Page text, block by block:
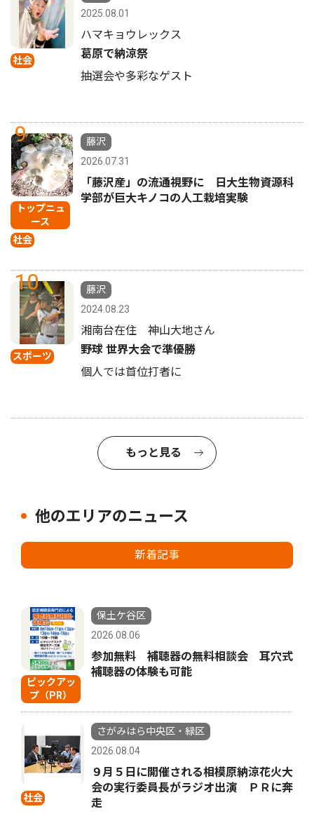
社会
2025.08.01
ハマキョウレックス
葛原で納涼祭
抽選会や多彩なゲスト
9
トップニュ
ース
社会
藤沢
2026.07.31
「藤沢産」の流通視野に 日大生物資源科
学部が巨大キノコの人工栽培実験
10
スポーツ
藤沢
2024.08.23
湘南台在住 神山大地さん
野球 世界大会で準優勝
個人では首位打者に
もっと見る
他のエリアのニュース
新着記事
ピックアッ
プ（PR）
保土ケ谷区
2026.08.06
参加無料 補聴器の無料相談会 耳穴式
補聴器の体験も可能
社会
さがみはら中央区・緑区
2026.08.04
９月５日に開催される相模原納涼花火大
会の実行委員長がラジオ出演 ＰＲに奔
走